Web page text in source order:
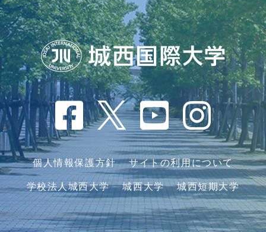
個人情報保護方針 サイトの利用について
学校法人城西大学 城西大学 城西短期大学